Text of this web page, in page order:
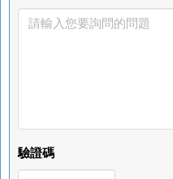
驗證碼